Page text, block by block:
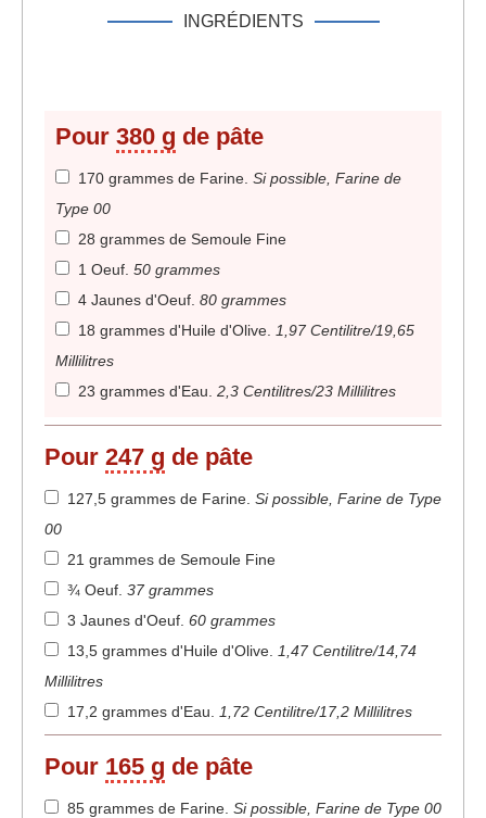
INGRÉDIENTS
Pour 380 g de pâte
170 grammes de Farine Si possible, Farine de
Type 00
28 grammes de Semoule Fine
1 Oeuf 50 grammes
4 Jaunes d'Oeuf 80 grammes
18 grammes d'Huile d'Olive
1,97 Centilitre/19,65
Millilitres
23 grammes d'Eau 2,3 Centilitres/23 Millilitres
Pour 247 g de pâte
127,5 grammes de Farine Si possible, Farine de Type
00
21 grammes de Semoule Fine
¾ Oeuf 37 grammes
3 Jaunes d'Oeuf 60 grammes
13,5 grammes d'Huile d'Olive
1,47 Centilitre/14,74
Millilitres
17,2 grammes d'Eau
1,72 Centilitre/17,2 Millilitres
Pour 165 g de pâte
85 grammes de Farine Si possible, Farine de Type 00